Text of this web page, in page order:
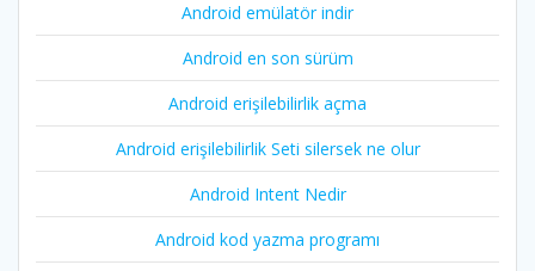
Android emülatör indir
Android en son sürüm
Android erişilebilirlik açma
Android erişilebilirlik Seti silersek ne olur
Android Intent Nedir
Android kod yazma programı